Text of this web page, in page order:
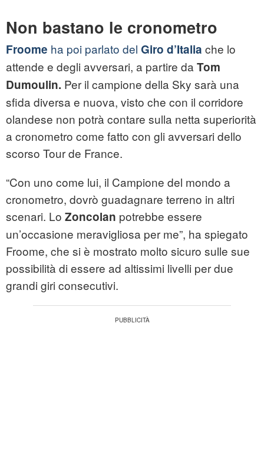
Non bastano le cronometro
Froome ha poi parlato del Giro d’Italia che lo
attende e degli avversari, a partire da Tom
Dumoulin. Per il campione della Sky sarà una
sfida diversa e nuova, visto che con il corridore
olandese non potrà contare sulla netta superiorità
a cronometro come fatto con gli avversari dello
scorso Tour de France.
“Con uno come lui, il Campione del mondo a
cronometro, dovrò guadagnare terreno in altri
scenari. Lo Zoncolan potrebbe essere
un’occasione meravigliosa per me”, ha spiegato
Froome, che si è mostrato molto sicuro sulle sue
possibilità di essere ad altissimi livelli per due
grandi giri consecutivi.